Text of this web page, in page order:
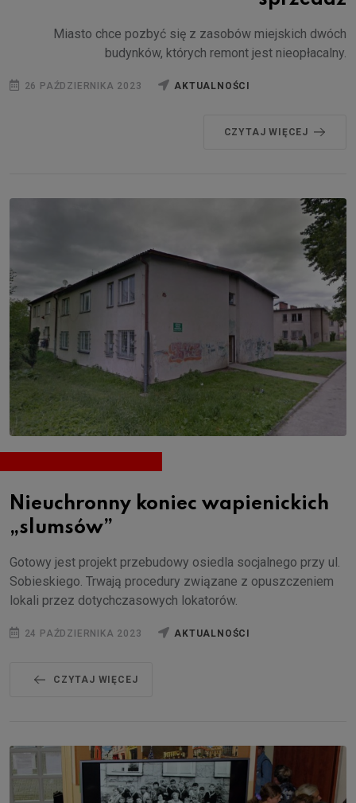
Miasto chce pozbyć się z zasobów miejskich dwóch
budynków, których remont jest nieopłacalny.
26 PAŹDZIERNIKA 2023 AKTUALNOŚCI
CZYTAJ WIĘCEJ
Nieuchronny koniec wapienickich
„slumsów”
Gotowy jest projekt przebudowy osiedla socjalnego przy ul.
Sobieskiego. Trwają procedury związane z opuszczeniem
lokali przez dotychczasowych lokatorów.
24 PAŹDZIERNIKA 2023 AKTUALNOŚCI
CZYTAJ WIĘCEJ